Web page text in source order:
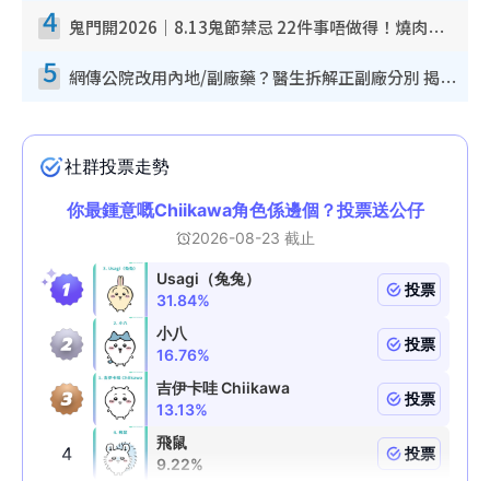
4 鬼門開2026｜8.13鬼節禁忌 22件事唔做得！燒肉、刺身要少食？半夜勿吹口哨/打呢個電話
5 網傳公院改用內地/副廠藥？醫生拆解正副廠分別 揭4類人換藥隨時出事